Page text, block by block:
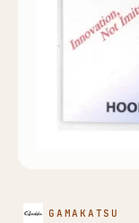
GAMAKATSU